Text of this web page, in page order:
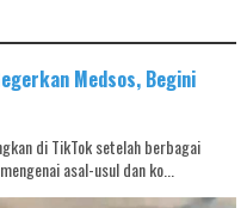
Medsos, Begini
di TikTok setelah berbagai
asal-usul dan ko...